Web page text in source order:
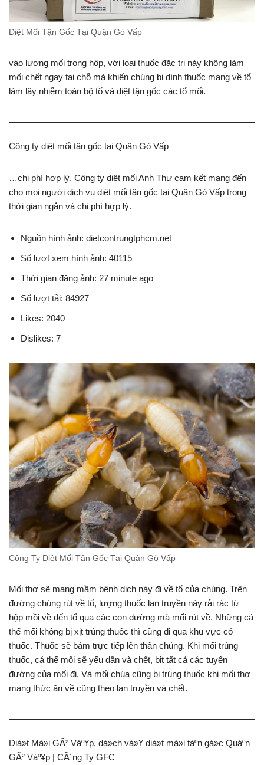
Diệt Mối Tận Gốc Tại Quận Gò Vấp
vào lượng mối trong hộp, với loại thuốc đặc trị này không làm
mối chết ngay tại chỗ mà khiến chúng bị dính thuốc mang về tổ
làm lây nhiễm toàn bộ tổ và diệt tận gốc các tổ mối.
Công ty diệt mối tận gốc tại Quận Gò Vấp
…chi phí hợp lý. Công ty diệt mối Anh Thư cam kết mang đến
cho mọi người dịch vụ diệt mối tận gốc tại Quận Gò Vấp trong
thời gian ngắn và chi phí hợp lý.
Nguồn hình ảnh: dietcontrungtphcm.net
Số lượt xem hình ảnh: 40115
Thời gian đăng ảnh: 27 minute ago
Số lượt tải: 84927
Likes: 2040
Dislikes: 7
Công Ty Diệt Mối Tận Gốc Tại Quận Gò Vấp
Mối thợ sẽ mang mầm bệnh dịch này đi về tổ của chúng. Trên
đường chúng rút về tổ, lượng thuốc lan truyền này rải rác từ
hộp mồi về đến tổ qua các con đường mà mối rút về. Những cá
thể mối không bị xịt trúng thuốc thì cũng đi qua khu vực có
thuốc. Thuốc sẽ bám trực tiếp lên thân chúng. Khi mối trúng
thuốc, cá thể mối sẽ yếu dần và chết, bịt tất cả các tuyến
đường của mối đi. Và mối chúa cũng bị trúng thuốc khi mối thợ
mang thức ăn về cũng theo lan truyền và chết.
Diá»t Má»i GÃ² Váº¥p, dá»ch vá»¥ diá»t má»i táº­n gá»c Quáº­n
GÃ² Váº¥p | CÃ´ng Ty GFC